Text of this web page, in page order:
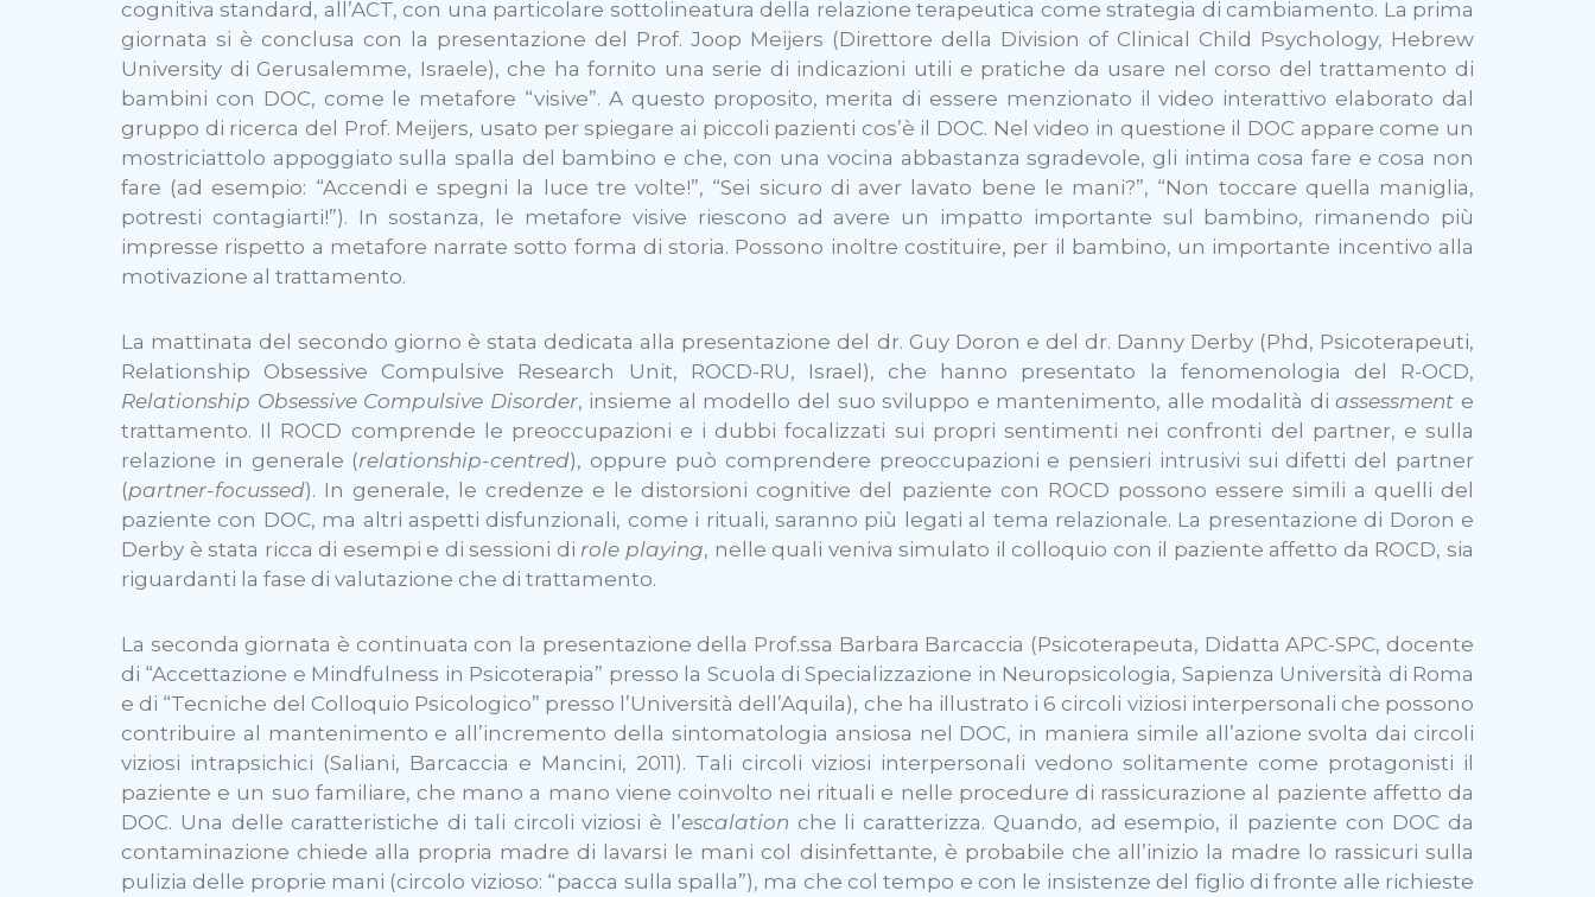
cognitiva standard, all’ACT, con una particolare sottolineatura della relazione terapeutica come strategia di cambiamento. La prima
giornata si è conclusa con la presentazione del Prof. Joop Meijers (Direttore della Division of Clinical Child Psychology, Hebrew
University di Gerusalemme, Israele), che ha fornito una serie di indicazioni utili e pratiche da usare nel corso del trattamento di
bambini con DOC, come le metafore “visive”. A questo proposito, merita di essere menzionato il video interattivo elaborato dal
gruppo di ricerca del Prof. Meijers, usato per spiegare ai piccoli pazienti cos’è il DOC. Nel video in questione il DOC appare come un
mostriciattolo appoggiato sulla spalla del bambino e che, con una vocina abbastanza sgradevole, gli intima cosa fare e cosa non
fare (ad esempio: “Accendi e spegni la luce tre volte!”, “Sei sicuro di aver lavato bene le mani?”, “Non toccare quella maniglia,
potresti contagiarti!”). In sostanza, le metafore visive riescono ad avere un impatto importante sul bambino, rimanendo più
impresse rispetto a metafore narrate sotto forma di storia. Possono inoltre costituire, per il bambino, un importante incentivo alla
motivazione al trattamento.
La mattinata del secondo giorno è stata dedicata alla presentazione del dr. Guy Doron e del dr. Danny Derby (Phd, Psicoterapeuti,
Relationship Obsessive Compulsive Research Unit, ROCD-RU, Israel), che hanno presentato la fenomenologia del R-OCD,
Relationship Obsessive Compulsive Disorder, insieme al modello del suo sviluppo e mantenimento, alle modalità diassessment e
trattamento. Il ROCD comprende le preoccupazioni e i dubbi focalizzati sui propri sentimenti nei confronti del partner, e sulla
relazione in generale (relationship-centred), oppure può comprendere preoccupazioni e pensieri intrusivi sui difetti del partner
(partner-focussed). In generale, le credenze e le distorsioni cognitive del paziente con ROCD possono essere simili a quelli del
paziente con DOC, ma altri aspetti disfunzionali, come i rituali, saranno più legati al tema relazionale. La presentazione di Doron e
Derby è stata ricca di esempi e di sessioni di role playing, nelle quali veniva simulato il colloquio con il paziente affetto da ROCD, sia
riguardanti la fase di valutazione che di trattamento.
La seconda giornata è continuata con la presentazione della Prof.ssa Barbara Barcaccia (Psicoterapeuta, Didatta APC-SPC, docente
di “Accettazione e Mindfulness in Psicoterapia” presso la Scuola di Specializzazione in Neuropsicologia, Sapienza Università di Roma
e di “Tecniche del Colloquio Psicologico” presso l’Università dell’Aquila), che ha illustrato i 6 circoli viziosi interpersonali che possono
contribuire al mantenimento e all’incremento della sintomatologia ansiosa nel DOC, in maniera simile all’azione svolta dai circoli
viziosi intrapsichici (Saliani, Barcaccia e Mancini, 2011). Tali circoli viziosi interpersonali vedono solitamente come protagonisti il
paziente e un suo familiare, che mano a mano viene coinvolto nei rituali e nelle procedure di rassicurazione al paziente affetto da
DOC. Una delle caratteristiche di tali circoli viziosi è l’escalation che li caratterizza. Quando, ad esempio, il paziente con DOC da
contaminazione chiede alla propria madre di lavarsi le mani col disinfettante, è probabile che all’inizio la madre lo rassicuri sulla
pulizia delle proprie mani (circolo vizioso: “pacca sulla spalla”), ma che col tempo e con le insistenze del figlio di fronte alle richieste